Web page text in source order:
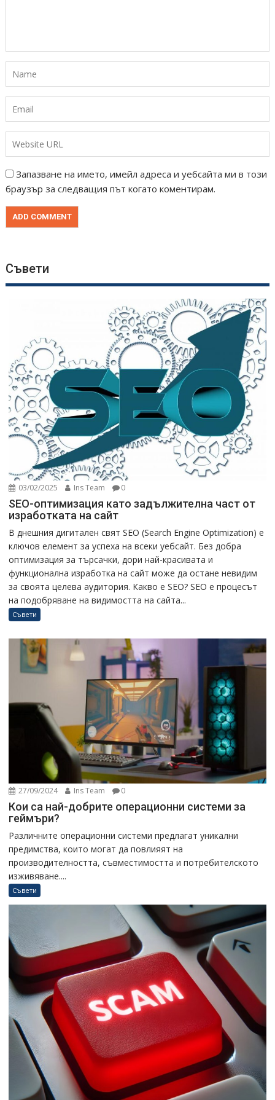
Запазване на името, имейл адреса и уебсайта ми в този
браузър за следващия път когато коментирам.
Съвети
03/02/2025 Ins Team 0
SEO-оптимизация като задължителна част от
изработката на сайт
В днешния дигитален свят SEO (Search Engine Optimization) е
ключов елемент за успеха на всеки уебсайт. Без добра
оптимизация за търсачки, дори най-красивата и
функционална изработка на сайт може да остане невидим
за своята целева аудитория. Какво е SEO? SEO е процесът
на подобряване на видимостта на сайта...
Съвети
27/09/2024 Ins Team 0
Кои са най-добрите операционни системи за
геймъри?
Различните операционни системи предлагат уникални
предимства, които могат да повлияят на
производителността, съвместимостта и потребителското
изживяване....
Съвети